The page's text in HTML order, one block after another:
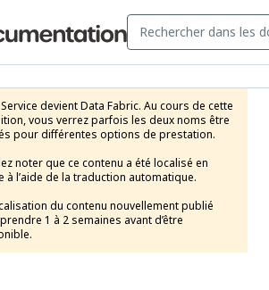
devient Data Fabric. Au cours de cette
vous verrez parfois les deux noms être
pour différentes options de prestation.
noter que ce contenu a été localisé en
à l’aide de la traduction automatique.
du contenu nouvellement publié
1 à 2 semaines avant d’être